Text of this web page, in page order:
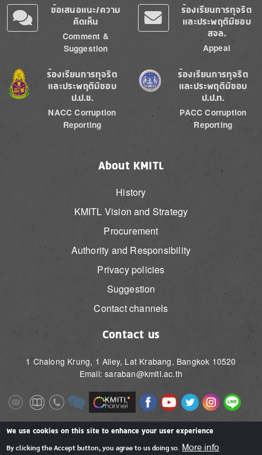
ข้อเสนอแนะ/ความ
คิดเห็น
Comment &
Suggestion
ร้องเรียนการทุจริต
และประพฤติมิชอบ
สจล.
Appeal
Image
ร้องเรียนการทุจริต
และประพฤติมิชอบ
ป.ป.ช.
NACC Corruption
Reporting
Image
ร้องเรียนการทุจริต
และประพฤติมิชอบ
ป.ป.ท.
PACC Corruption
Reporting
About KMITL
History
KMITL Vision and Strategy
Procurement
Authority and Responsibility
Privacy policies
Suggestion
Contact channels
Contact us
1 Chalong Krung, 1 Alley, Lat Krabang, Bangkok 10520
Email: saraban@kmitl.ac.th
ImageImageImageImage Image ImageImageImageImageImage
Image Image
We use cookies on this site to enhance your user experience
By clicking the Accept button, you agree to us doing so. More info